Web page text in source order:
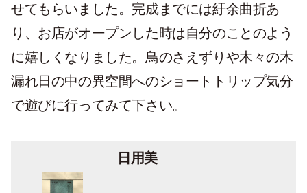
せてもらいました。完成までには紆余曲折あ
り、お店がオープンした時は自分のことのよう
に嬉しくなりました。鳥のさえずりや木々の木
漏れ日の中の異空間へのショートトリップ気分
で遊びに行ってみて下さい。
日用美